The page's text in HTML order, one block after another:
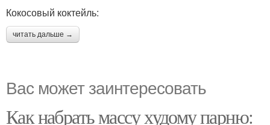
Кокосовый коктейль:
читать дальше →
Вас может заинтересовать
Как набрать массу худому парню: